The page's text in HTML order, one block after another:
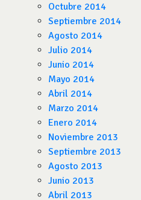
Octubre 2014
Septiembre 2014
Agosto 2014
Julio 2014
Junio 2014
Mayo 2014
Abril 2014
Marzo 2014
Enero 2014
Noviembre 2013
Septiembre 2013
Agosto 2013
Junio 2013
Abril 2013